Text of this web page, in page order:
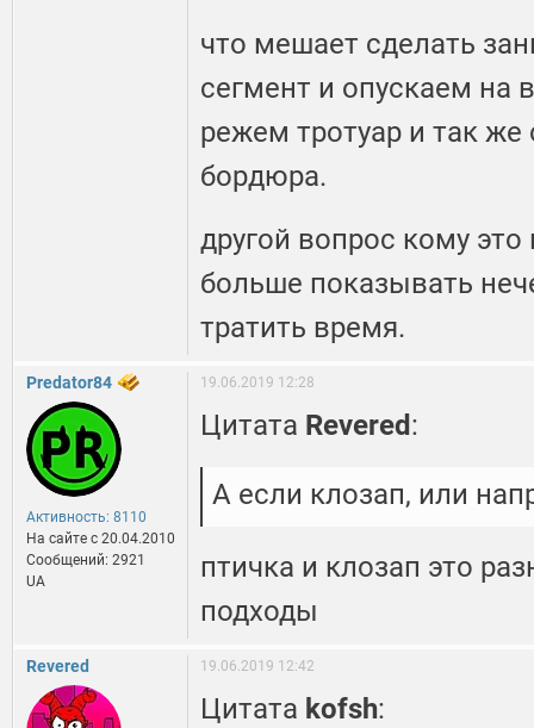
что мешает сделать
сегмент и опускаем на
режем тротуар и так
бордюра.
другой вопрос кому
больше показывать
тратить время.
Predator84
Активность: 8110
На сайте c 20.04.2010
Сообщений: 2921
UA
19.06.2019 12:28
Цитата Revered :
А если клозап, или
птичка и клозап это
подходы
Revered 19.06.2019 12:42
Цитата kofsh: